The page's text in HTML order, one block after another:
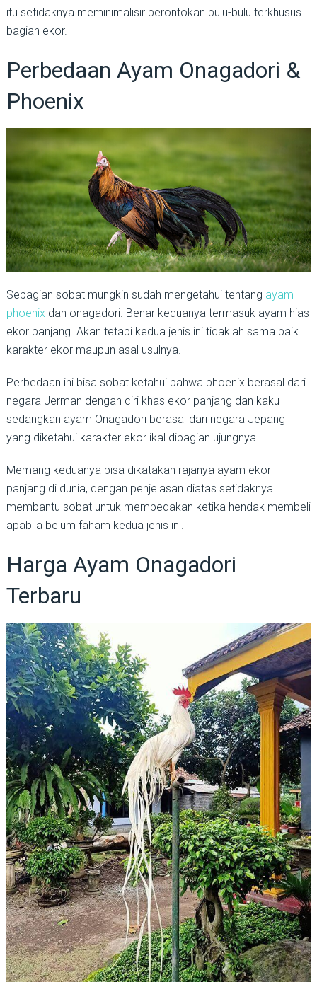
itu setidaknya meminimalisir perontokan bulu-bulu terkhusus
bagian ekor.
Perbedaan Ayam Onagadori &
Phoenix
Sebagian sobat mungkin sudah mengetahui tentang ayam
phoenix dan onagadori. Benar keduanya termasuk ayam hias
ekor panjang. Akan tetapi kedua jenis ini tidaklah sama baik
karakter ekor maupun asal usulnya.
Perbedaan ini bisa sobat ketahui bahwa phoenix berasal dari
negara Jerman dengan ciri khas ekor panjang dan kaku
sedangkan ayam Onagadori berasal dari negara Jepang
yang diketahui karakter ekor ikal dibagian ujungnya.
Memang keduanya bisa dikatakan rajanya ayam ekor
panjang di dunia, dengan penjelasan diatas setidaknya
membantu sobat untuk membedakan ketika hendak membeli
apabila belum faham kedua jenis ini.
Harga Ayam Onagadori
Terbaru